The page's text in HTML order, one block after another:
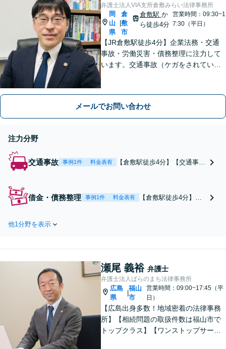
弁護士法人VIA支所倉敷みらい法律事務所
岡
山
県
倉
敷
市
倉敷駅 か
ら徒歩4分
営業時間：09:30~1
7:30（平日）
【JR倉敷駅徒歩4分】企業法務・交通
事故・労働災害・債務整理に注力して
います。交通事故（ケガをされている
ご紹介がある場合の事業者相談は初回
無料です。
メールでお問い合わせ
注力分野
交通事故 事例1件 料金表有
【倉敷駅徒歩4分】【交通事故
か？交通事故の賠償金で相手
方保険会社と示談交渉される
借金・債務整理 事例1件 料金表有
【倉敷駅徒歩4分】
個人再生・自己破産・
金請求など、あらゆる
借金・債務整理の案件
に対応可能です。
他1分野を表示
瀬尾 義裕 弁護士
弁護士法人ばらのまち法律事務所
広島
県
|
福山
市
営業時間：09:00~17:45（平
日）
【広島出身多数！地域密着の法律事務
所】【相続問題の取扱件数は福山市で
トップクラス】【ワンストップサービ